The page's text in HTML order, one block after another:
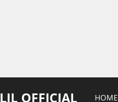
LJL OFFICIAL HOME